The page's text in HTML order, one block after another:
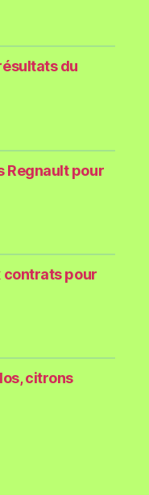
du
Regnault pour
contrats pour
citrons